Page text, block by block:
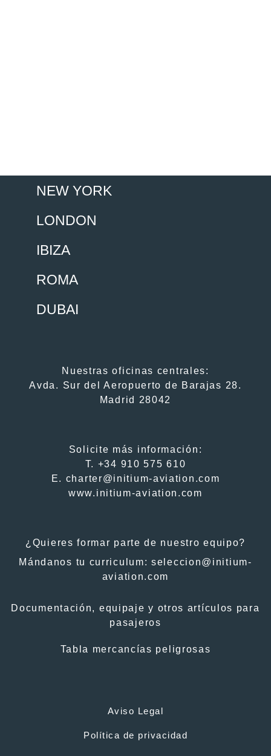
NEW YORK
LONDON
IBIZA
ROMA
DUBAI
Nuestras oficinas centrales:
Avda. Sur del Aeropuerto de Barajas 28.
Madrid 28042
Solicite más información:
T. +34 910 575 610
E. charter@initium-aviation.com
www.initium-aviation.com
¿Quieres formar parte de nuestro equipo?
Mándanos tu curriculum:seleccion@initium-
aviation.com
Documentación, equipaje y otros artículos para
pasajeros
Tabla mercancías peligrosas
Aviso Legal
Política de privacidad